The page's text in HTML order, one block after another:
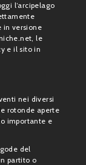
l’arcipelago
in versione
le
e il sito in
nei diversi
rotonde aperte
importante e
del
partito o